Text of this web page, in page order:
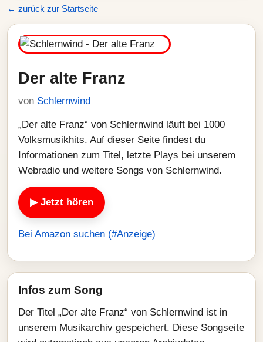
← zurück zur Startseite
Der alte Franz
von Schlernwind
„Der alte Franz“ von Schlernwind läuft bei 1000
Volksmusikhits. Auf dieser Seite findest du
Informationen zum Titel, letzte Plays bei unserem
Webradio und weitere Songs von Schlernwind.
▶ Jetzt hören
Bei Amazon suchen (#Anzeige)
Infos zum Song
Der Titel „Der alte Franz“ von Schlernwind ist in
unserem Musikarchiv gespeichert. Diese Songseite